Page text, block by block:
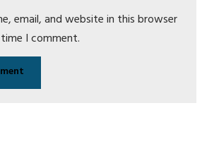
email, and website in this browser
I comment.